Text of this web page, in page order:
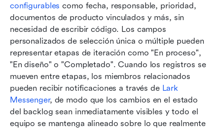
configurables como fecha, responsable, prioridad,
documentos de producto vinculados y más, sin
necesidad de escribir código. Los campos
personalizados de selección única o múltiple pueden
representar etapas de iteración como "En proceso",
"En diseño" o "Completado". Cuando los registros se
mueven entre etapas, los miembros relacionados
pueden recibir notificaciones a través de Lark
Messenger, de modo que los cambios en el estado
del backlog sean inmediatamente visibles y todo el
equipo se mantenga alineado sobre lo que realmente